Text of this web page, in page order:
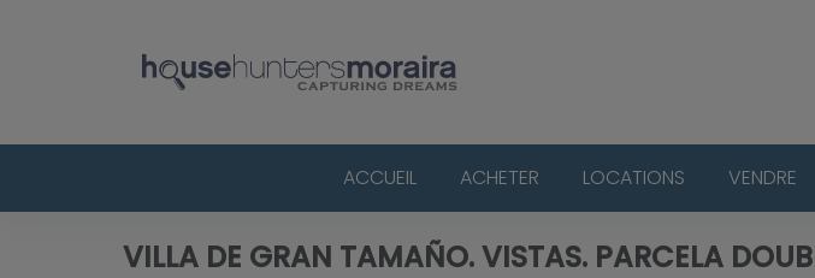
ACCUEIL ACHETER LOCATIONS VENDRE
VILLA DE GRAN TAMAÑO. VISTAS. PARCELA